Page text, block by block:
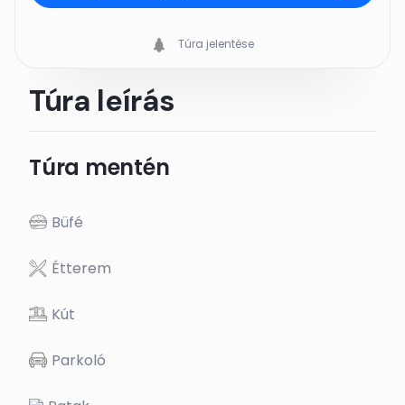
Túra jelentése
Túra leírás
Túra mentén
Büfé
Étterem
Kút
Parkoló